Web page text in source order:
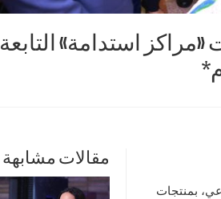
استدامة» التابعة
مقالات مشابهة
بمنتجات